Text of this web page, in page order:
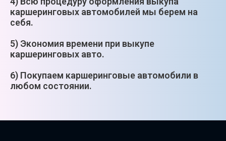
каршеринговых автомобилей мы берем на
себя.
5) Экономия времени при выкупе
каршеринговых авто.
6) Покупаем каршеринговые автомобили в
любом состоянии.